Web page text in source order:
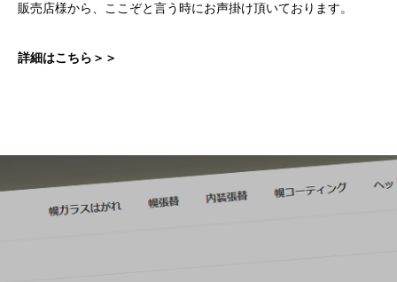
販売店様から、ここぞと言う時にお声掛け頂いております。
詳細はこちら＞＞